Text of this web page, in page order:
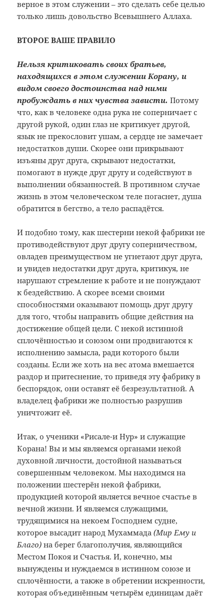
верное в этом служении – это сделать себе целью
только лишь довольство Всевышнего ­Аллаха.
ВТОРОЕ ВАШЕ ПРАВИЛО
Нельзя критиковать своих братьев,
находящихся в этом служении Корану, и
видом своего достоинства над ними
пробуждать в них чувства зависти. Потому
что, как в человеке одна рука не соперничает с
другой рукой, один глаз не критикует другой,
язык не прекословит ушам, а сердце не замечает
недостатков души. Скорее они прикрывают
изъяны друг друга, скрывают недостатки,
помогают в нужде друг другу и содействуют в
выполнении обязанностей. В противном случае
жизнь в этом человеческом теле погаснет, душа
обратится в бегство, а тело распадётся.
И подобно тому, как шестерни некой фабрики не
противодействуют друг другу соперничеством,
овладев преимуществом не угнетают друг друга,
и увидев недостатки друг друга, критикуя, не
нарушают стремление к работе и не понуждают
к бездействию. А скорее всеми своими
способностями оказывают помощь друг другу
для того, чтобы направить общие действия на
достижение общей цели. С некой истинной
сплочённостью и союзом они продвигаются к
исполнению замысла, ради которого были
созданы. Если же хоть на вес атома вмешается
раздор и притеснение, то приведя эту фабрику в
беспорядок, они оставят её безрезультатной. А
владелец фабрики же полностью разрушив
уничтожит её.
Итак, о ученики «Рисале-и Нур» и служащие
Корана! Вы и мы являемся органами некой
духовной личности, достойной называться
совершенным человеком. Мы находимся на
положении шестерён некой фабрики,
продукцией которой является вечное счастье в
вечной жизни. И являемся служащими,
трудящимися на некоем Господнем судне,
которое высадит народ Мухаммада(Мир Ему и
Благо) на берег благополучия, являющийся
Местом Покоя и Счастья. И, конечно, мы
вынуждены и нуждаемся в истинном союзе и
сплочённости, а также в обретении искренности,
которая объединённым четырём единицам даёт